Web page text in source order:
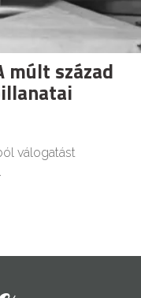
múlt század
válogatást